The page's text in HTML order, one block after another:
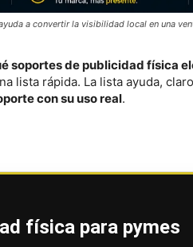
a convertir la visibilidad local en una
soportes de publicidad física
lista rápida. La lista ayuda,
con su uso real.
física para pymes